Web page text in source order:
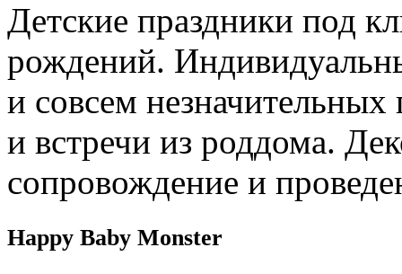
Детские праздники под
рождений.
и совсем
и встречи из роддома.
сопровождение и
Happy Baby Monster